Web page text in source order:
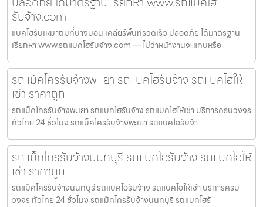
รับจ้าง.com
แบคโฮรับเหมาถมที่บางบอน เคลียร์พื้นที่รวดเร็ว ปลอดภัย ได้มาตรฐาน
เรียกหา www.รถแบคโฮรับจ้าง.com — ไม่ว่าหน้างานจะแคบหรือ
รถแม็คโครรับจ้างพะเยา รถแบคโฮรับจ้าง รถแบคโฮให้
เช่า ราคาถูก
รถแม็คโครรับจ้างพะเยา รถแบคโฮรับจ้าง รถแบคโฮให้เช่า บริการครบวงจร
ทั่วไทย 24 ชั่วโมง รถแม็คโครรับจ้างพะเยา รถแบคโฮรับจ้า
รถแม็คโครรับจ้างนนทบุรี รถแบคโฮรับจ้าง รถแบคโฮให้
เช่า ราคาถูก
รถแม็คโครรับจ้างนนทบุรี รถแบคโฮรับจ้าง รถแบคโฮให้เช่า บริการครบ
วงจร ทั่วไทย 24 ชั่วโมง รถแม็คโครรับจ้างนนทบุรี รถแบคโฮรั